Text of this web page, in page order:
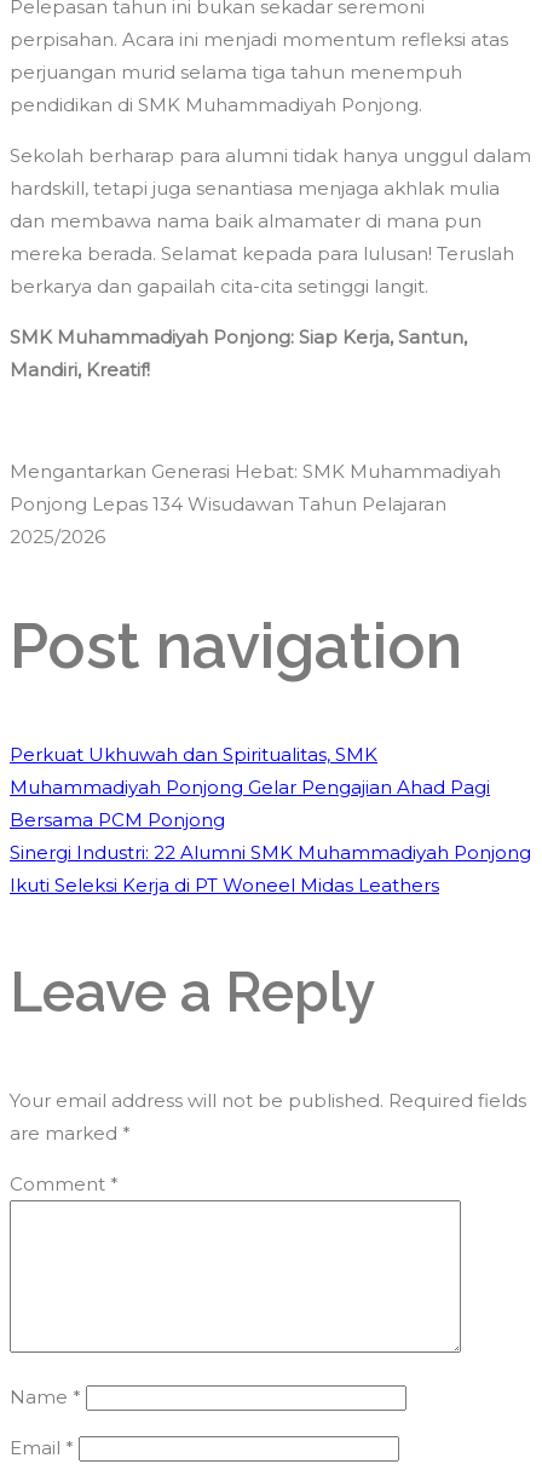
Pelepasan tahun ini bukan sekadar seremoni
perpisahan. Acara ini menjadi momentum refleksi atas
perjuangan murid selama tiga tahun menempuh
pendidikan di SMK Muhammadiyah Ponjong.
Sekolah berharap para alumni tidak hanya unggul dalam
hardskill, tetapi juga senantiasa menjaga akhlak mulia
dan membawa nama baik almamater di mana pun
mereka berada. Selamat kepada para lulusan! Teruslah
berkarya dan gapailah cita-cita setinggi langit.
SMK Muhammadiyah Ponjong: Siap Kerja, Santun,
Mandiri, Kreatif!
Mengantarkan Generasi Hebat: SMK Muhammadiyah
Ponjong Lepas 134 Wisudawan Tahun Pelajaran
2025/2026
Post navigation
Perkuat Ukhuwah dan Spiritualitas, SMK
Muhammadiyah Ponjong Gelar Pengajian Ahad Pagi
Bersama PCM Ponjong
Sinergi Industri: 22 Alumni SMK Muhammadiyah Ponjong
Ikuti Seleksi Kerja di PT Woneel Midas Leathers
Leave a Reply
Your email address will not be published. Required fields
are marked *
Comment *
Name *
Email *